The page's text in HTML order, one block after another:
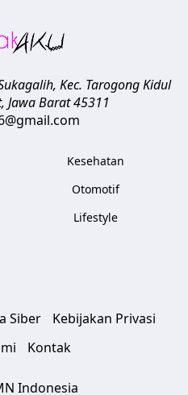
Kec. Tarogong Kidul
, Jawa Barat45311
Kesehatan
Otomotif
Lifestyle
Siber
Kebijakan Privasi
Kontak
Indonesia